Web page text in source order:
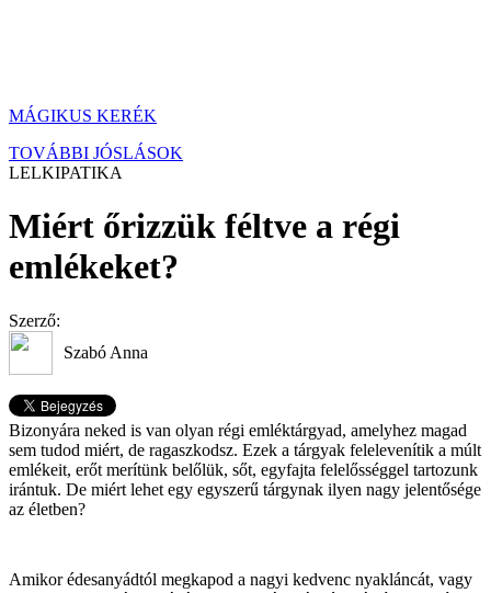
MÁGIKUS KERÉK
TOVÁBBI JÓSLÁSOK
LELKIPATIKA
Miért őrizzük féltve a régi
emlékeket?
Szerző:
Szabó Anna
Bizonyára neked is van olyan régi emléktárgyad, amelyhez magad
sem tudod miért, de ragaszkodsz. Ezek a tárgyak felelevenítik a múlt
emlékeit, erőt merítünk belőlük, sőt, egyfajta felelősséggel tartozunk
irántuk. De miért lehet egy egyszerű tárgynak ilyen nagy jelentősége
az életben?
Amikor édesanyádtól megkapod a nagyi kedvenc nyakláncát, vagy